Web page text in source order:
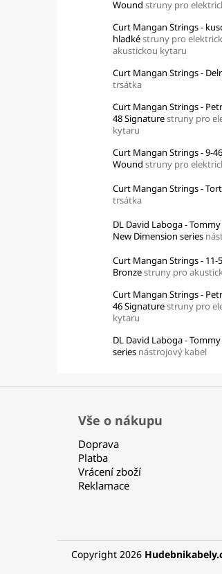
Wound struny pro
Curt Mangan Strings -
hladkéstruny pro
akustickou kytaru
Curt Mangan Strings -
trsátka
Curt Mangan Strings -
48 Signaturestruny pro
kytaru
Curt Mangan Strings - 9-
Wound struny pro
Curt Mangan Strings -
trsátka
DL David Laboga -
New Dimension series
Curt Mangan Strings - 11-
Bronzestruny pro
Curt Mangan Strings -
46 Signaturestruny pro
kytaru
DL David Laboga -
series nástrojový kabel
Z
Vše o nákupu
Doprava
Platba
Vrácení zboží
Reklamace
Copyright 2026